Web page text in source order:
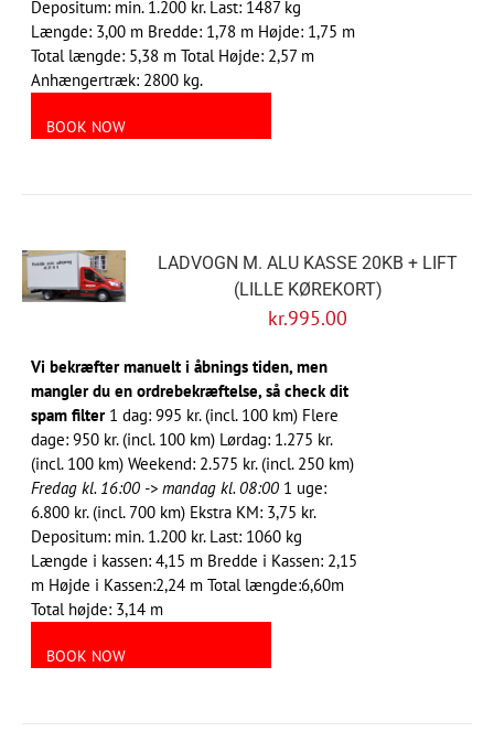
Depositum: min. 1.200 kr. Last: 1487 kg
Længde: 3,00 m Bredde: 1,78 m Højde: 1,75 m
Total længde: 5,38 m Total Højde: 2,57 m
Anhængertræk: 2800 kg.
BOOK NOW
LADVOGN M. ALU KASSE 20KB + LIFT
(LILLE KØREKORT)
kr.995.00
Vi bekræfter manuelt i åbnings tiden, men
mangler du en ordrebekræftelse, så check dit
spam filter1 dag: 995 kr. (incl. 100 km) Flere
dage: 950 kr. (incl. 100 km) Lørdag: 1.275 kr.
(incl. 100 km) Weekend: 2.575 kr. (incl. 250 km)
Fredag kl. 16:00 -> mandag kl. 08:00 1 uge:
6.800 kr. (incl. 700 km) Ekstra KM: 3,75 kr.
Depositum: min. 1.200 kr. Last: 1060 kg
Længde i kassen: 4,15 m Bredde i Kassen: 2,15
m Højde i Kassen:2,24 m Total længde:6,60m
Total højde: 3,14 m
BOOK NOW